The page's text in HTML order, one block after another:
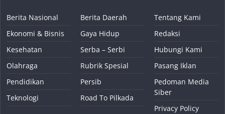
Berita Nasional
Ekonomi & Bisnis
Kesehatan
Olahraga
Pendidikan
Teknologi
Berita Daerah
Gaya Hidup
Serba – Serbi
Rubrik Spesial
Persib
Road To Pilkada
Tentang Kami
Redaksi
Hubungi Kami
Pasang Iklan
Pedoman Media
Siber
Privacy Policy